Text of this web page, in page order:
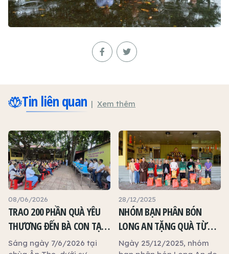
Tin liên quan Xem thêm
08/06/2026
TRAO 200 PHẦN QUÀ YÊU
THƯƠNG ĐẾN BÀ CON TẠI
CHÙA ÂN THỌ
Sáng ngày 7/6/2026 tại
28/12/2025
NHÓM BẠN PHÂN BÓN
LONG AN TẶNG QUÀ TỪ
THIỆN TẠI CHÙA ÂN THỌ
Ngày 25/12/2025, nhóm